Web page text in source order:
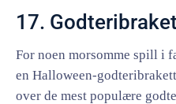
17.
For noen morsomme spill i
en Halloween-
over de mest populære